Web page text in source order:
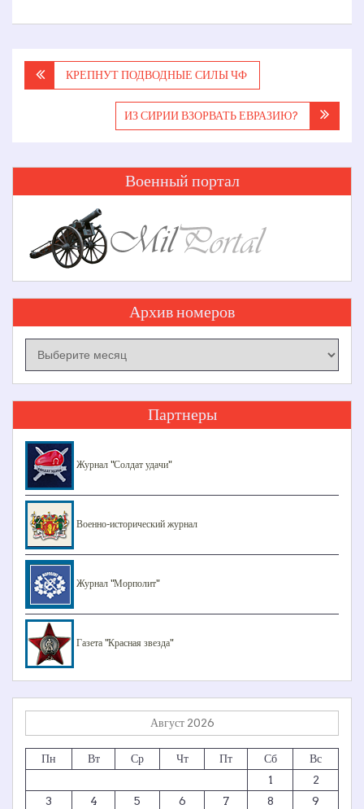
Навигация
по
КРЕПНУТ ПОДВОДНЫЕ СИЛЫ ЧФ
ИЗ СИРИИ ВЗОРВАТЬ ЕВРАЗИЮ?
Военный портал
Архив номеров
Архив
номеров
Партнеры
Журнал "Солдат удачи"
Военно-исторический журнал
Журнал "Морполит"
Газета "Красная звезда"
Август 2026
Пн Вт Ср Чт Пт Сб
Вс
1
2
3
4 5 6 7 8 9